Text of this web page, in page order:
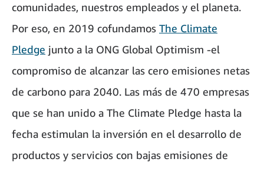
comunidades, nuestros empleados y el planeta.
Por eso, en 2019 cofundamos The Climate
Pledge junto a la ONG Global Optimism -el
compromiso de alcanzar las cero emisiones netas
de carbono para 2040. Las más de 470 empresas
que se han unido a The Climate Pledge hasta la
fecha estimulan la inversión en el desarrollo de
productos y servicios con bajas emisiones de